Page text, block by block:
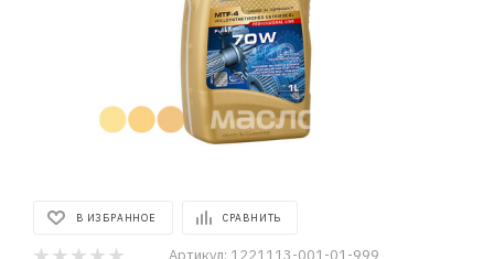
В ИЗБРАННОЕ СРАВНИТЬ
Артикул: 1221113-001-01-999